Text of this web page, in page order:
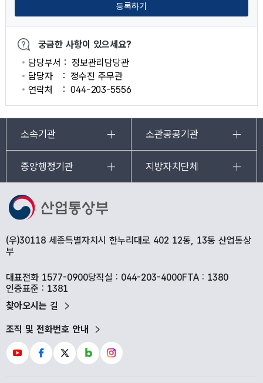
등록하기
궁금한 사항이 있으세요?
담당부서
정보관리담당관
담당자
정수진 주무관
연락처
044-203-5556
소속기관 소관공공기관
중앙행정기관 지방자치단체
(우)30118 세종특별자치시 한누리대로 402 12동, 13동 산업통상
부
대표전화 1577-0900당직실 : 044-203-4000FTA : 1380
인증표준 : 1381
찾아오시는 길
조직 및 전화번호 안내